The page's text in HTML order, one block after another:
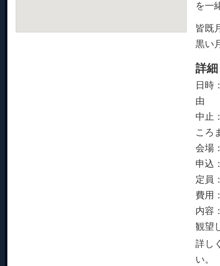
を一
皆既
黒い
詳細
日時
由
中止
ころ
会場
申込
定員
費用
内容
観望
詳し
い。